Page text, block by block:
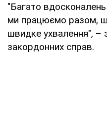
"Багато
ми працюємо разом,
швидке ухвалення", –
закордонних справ.